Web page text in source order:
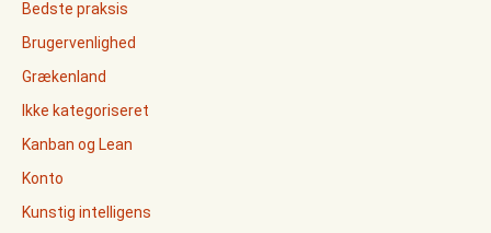
Bedste praksis
Brugervenlighed
Grækenland
Ikke kategoriseret
Kanban og Lean
Konto
Kunstig intelligens